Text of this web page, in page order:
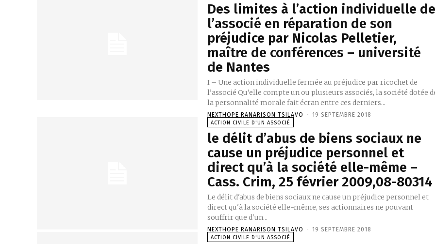
Des limites à l’action individuelle de
l’associé en réparation de son
préjudice par Nicolas Pelletier,
maître de conférences – université
de Nantes
I – Une action individuelle fermée au préjudice par ricochet de
l’associé Qu’elle compte un ou plusieurs associés, la société dotée
la personnalité morale fait écran entre ces derniers...
NEXTHOPE RANARISON TSILAVO - 19 SEPTEMBRE 2018
ACTION CIVILE D'UN ASSOCIÉ
le délit d’abus de biens sociaux ne
cause un préjudice personnel et
direct qu’à la société elle-même –
Cass. Crim, 25 février 2009,08-80314
Le délit d'abus de biens sociaux ne cause un préjudice personnel et
direct qu'à la société elle-même, ses actionnaires ne pouvant
souffrir que d'un...
NEXTHOPE RANARISON TSILAVO - 19 SEPTEMBRE 2018
ACTION CIVILE D'UN ASSOCIÉ